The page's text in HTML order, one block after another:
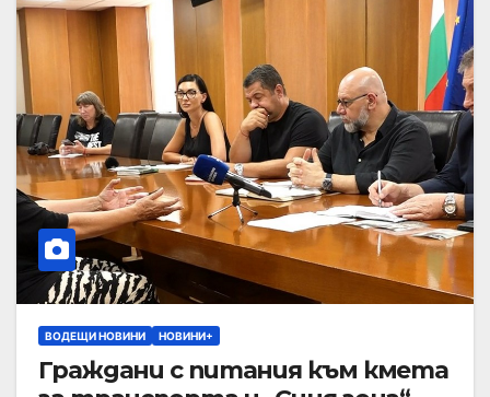
ВОДЕЩИ НОВИНИ НОВИНИ+
Граждани с питания към кмета